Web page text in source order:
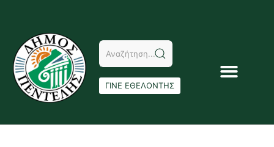
ΓΙΝΕ ΕΘΕΛΟΝΤΗΣ